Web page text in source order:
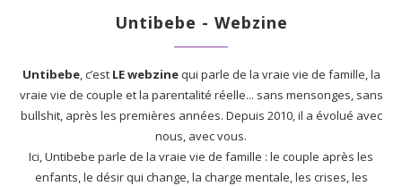
Untibebe - Webzine
Untibebe, c’est LE webzinequi parle de la vraie vie de famille, la
vraie vie de couple et la parentalité réelle... sans mensonges, sans
bullshit, après les premières années. Depuis 2010, il a évolué avec
nous, avec vous.
Ici, Untibebe parle de la vraie vie de famille : le couple après les
enfants, le désir qui change, la charge mentale, les crises, les